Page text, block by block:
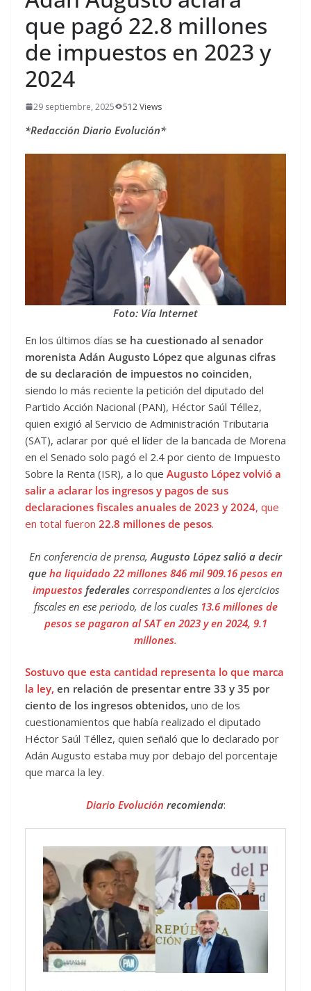
que pagó 22.8 millones
de impuestos en 2023 y
2024
29 septiembre, 2025 512 Views
*Redacción Diario Evolución*
Foto: Vía Internet
En los últimos días se ha cuestionado al senador
morenista Adán Augusto López que algunas cifras
de su declaración de impuestos no coinciden,
siendo lo más reciente la petición del diputado del
Partido Acción Nacional (PAN), Héctor Saúl Téllez,
quien exigió al Servicio de Administración Tributaria
(SAT), aclarar por qué el líder de la bancada de Morena
en el Senado solo pagó el 2.4 por ciento de Impuesto
Sobre la Renta (ISR), a lo que Augusto López volvió a
salir a aclarar los ingresos y pagos de sus
declaraciones fiscales anuales de 2023 y 2024, que
en total fueron 22.8 millones de pesos.
En conferencia de prensa, Augusto López salió a decir
que ha liquidado 22 millones 846 mil 909.16 pesos en
impuestos federalescorrespondientes a los ejercicios
fiscales en ese periodo, de los cuales 13.6 millones de
pesos se pagaron al SAT en 2023 y en 2024, 9.1
millones.
Sostuvo que esta cantidad representa lo que marca
la ley, en relación de presentar entre 33 y 35 por
ciento de los ingresos obtenidos, uno de los
cuestionamientos que había realizado el diputado
Héctor Saúl Téllez, quien señaló que lo declarado por
Adán Augusto estaba muy por debajo del porcentaje
que marca la ley.
Diario Evolución recomienda: